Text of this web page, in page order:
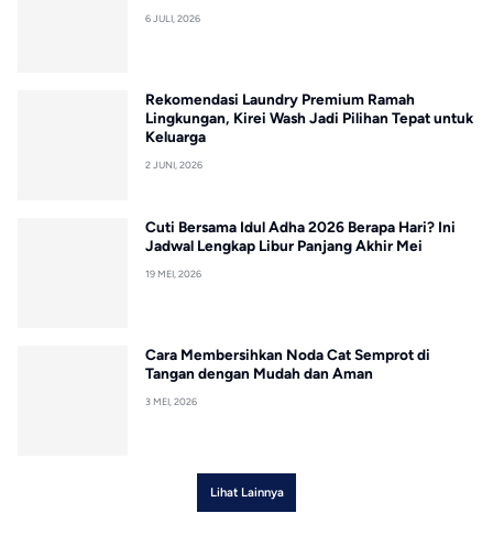
6 JULI, 2026
Rekomendasi Laundry Premium Ramah
Lingkungan, Kirei Wash Jadi Pilihan Tepat untuk
Keluarga
2 JUNI, 2026
Cuti Bersama Idul Adha 2026 Berapa Hari? Ini
Jadwal Lengkap Libur Panjang Akhir Mei
19 MEI, 2026
Cara Membersihkan Noda Cat Semprot di
Tangan dengan Mudah dan Aman
3 MEI, 2026
Lihat Lainnya